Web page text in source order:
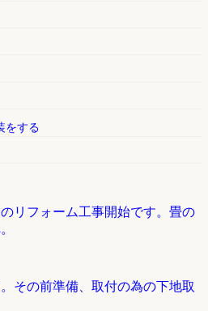
をする
リフォーム工事開始です。畳の
その前準備、取付の為の下地取